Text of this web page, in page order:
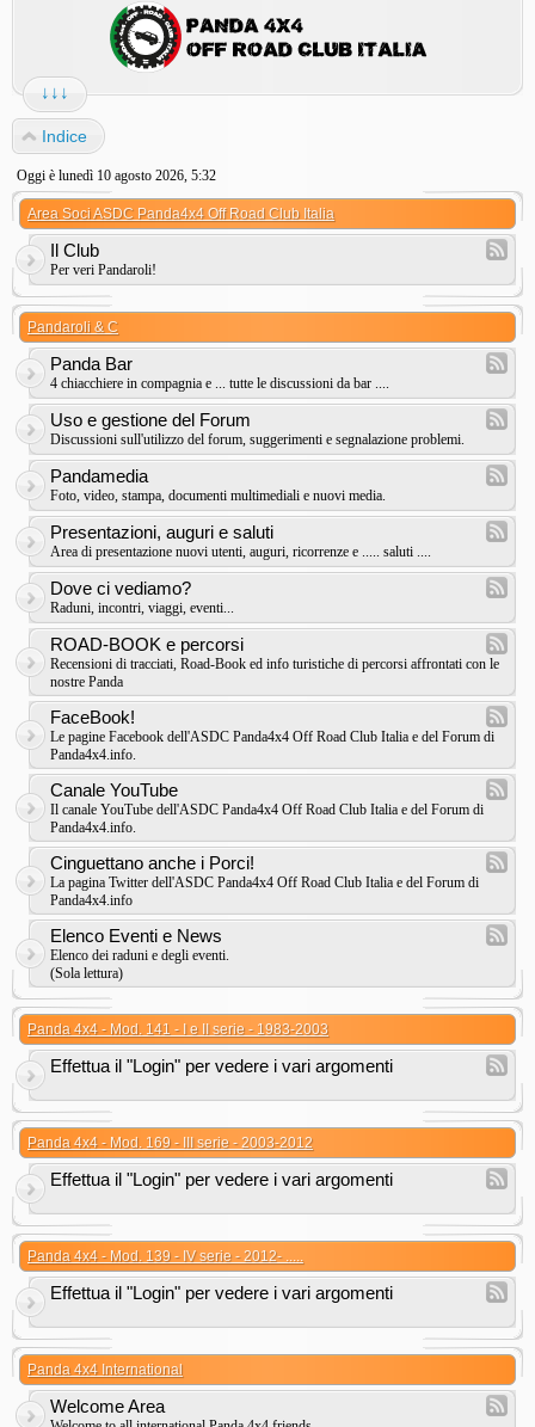
↓↓↓
Indice
Oggi è lunedì 10 agosto 2026, 5:32
Area Soci ASDC Panda4x4 Off Road Club Italia
Il Club
Per veri Pandaroli!
Pandaroli & C
Panda Bar
4 chiacchiere in compagnia e ... tutte le discussioni da bar ....
Uso e gestione del Forum
Discussioni sull'utilizzo del forum, suggerimenti e segnalazione problemi.
Pandamedia
Foto, video, stampa, documenti multimediali e nuovi media.
Presentazioni, auguri e saluti
Area di presentazione nuovi utenti, auguri, ricorrenze e ..... saluti ....
Dove ci vediamo?
Raduni, incontri, viaggi, eventi...
ROAD-BOOK e percorsi
Recensioni di tracciati, Road-Book ed info turistiche di percorsi affrontati con le
nostre Panda
FaceBook!
Le pagine Facebook dell'ASDC Panda4x4 Off Road Club Italia e del Forum di
Panda4x4.info.
Canale YouTube
Il canale YouTube dell'ASDC Panda4x4 Off Road Club Italia e del Forum di
Panda4x4.info.
Cinguettano anche i Porci!
La pagina Twitter dell'ASDC Panda4x4 Off Road Club Italia e del Forum di
Panda4x4.info
Elenco Eventi e News
Elenco dei raduni e degli eventi.
(Sola lettura)
Panda 4x4 - Mod. 141 - I e II serie - 1983-2003
Effettua il "Login" per vedere i vari argomenti
Panda 4x4 - Mod. 169 - III serie - 2003-2012
Effettua il "Login" per vedere i vari argomenti
Panda 4x4 - Mod. 139 - IV serie - 2012- .....
Effettua il "Login" per vedere i vari argomenti
Panda 4x4 International
Welcome Area